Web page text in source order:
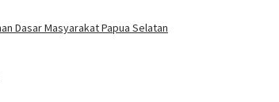
Dasar Masyarakat Papua Selatan